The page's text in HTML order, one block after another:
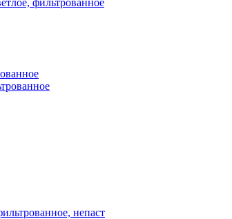
непаст